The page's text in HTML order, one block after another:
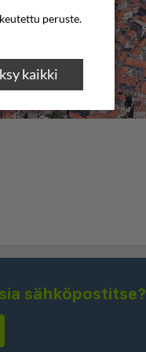
sähköpostitse?
peruste.
kaikki